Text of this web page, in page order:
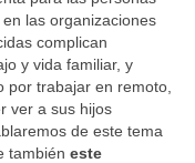
las organizaciones
complican
y vida familiar, y
por trabajar en remoto,
ver a sus hijos
de este tema
también este